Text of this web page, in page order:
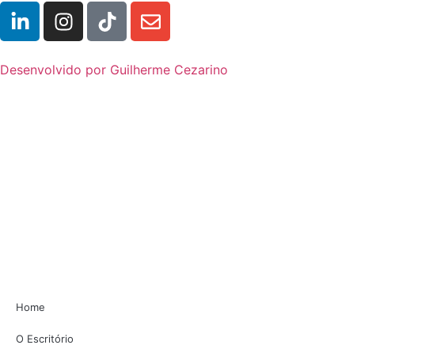
Desenvolvido por Guilherme Cezarino
Home
O Escritório